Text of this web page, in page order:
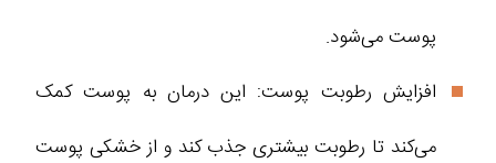
پوست می‌شود.
افزایش رطوبت پوست: این درمان به پوست کمک
می‌کند تا رطوبت بیشتری جذب کند و از خشکی پوست